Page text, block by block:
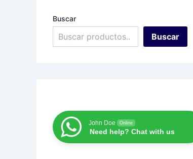
Buscar
Buscar
John Doe Online
Need help? Chat with us